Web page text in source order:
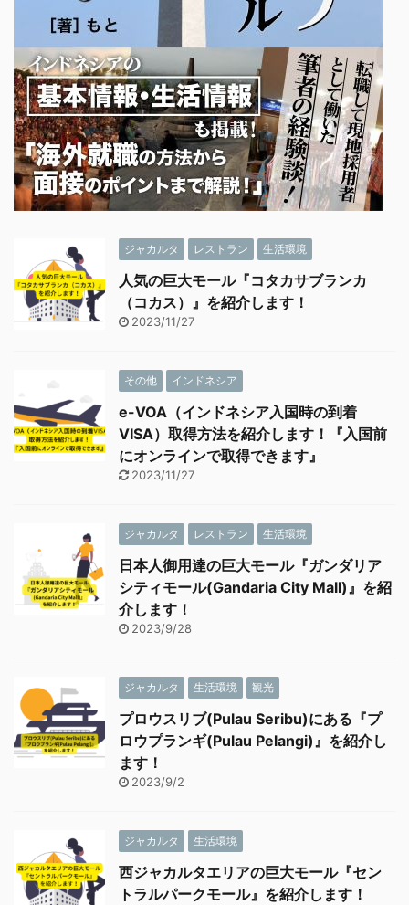
ジャカルタ レストラン 生活環境
人気の巨大モール『コタカサブランカ
（コカス）』を紹介します！
2023/11/27
その他 インドネシア
e-VOA（インドネシア入国時の到着
VISA）取得方法を紹介します！『入国前
にオンラインで取得できます』
2023/11/27
ジャカルタ レストラン 生活環境
日本人御用達の巨大モール『ガンダリア
シティモール(Gandaria City Mall)』を紹
介します！
2023/9/28
ジャカルタ 生活環境 観光
プロウスリブ(Pulau Seribu)にある『プ
ロウプランギ(Pulau Pelangi)』を紹介し
ます！
2023/9/2
ジャカルタ 生活環境
西ジャカルタエリアの巨大モール『セン
トラルパークモール』を紹介します！